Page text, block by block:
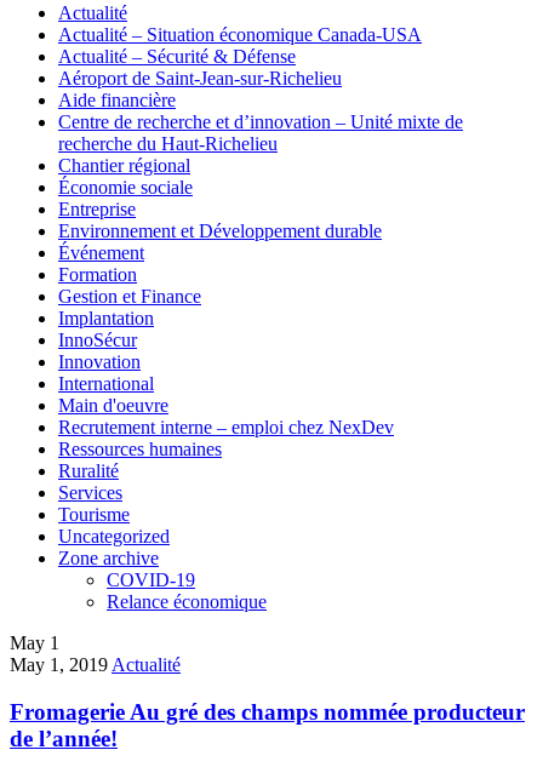
Actualité
Actualité – Situation économique Canada-USA
Actualité – Sécurité & Défense
Aéroport de Saint-Jean-sur-Richelieu
Aide financière
Centre de recherche et d’innovation – Unité mixte de
recherche du Haut-Richelieu
Chantier régional
Économie sociale
Entreprise
Environnement et Développement durable
Événement
Formation
Gestion et Finance
Implantation
InnoSécur
Innovation
International
Main d'oeuvre
Recrutement interne – emploi chez NexDev
Ressources humaines
Ruralité
Services
Tourisme
Uncategorized
Zone archive
COVID-19
Relance économique
May 1
May 1, 2019 Actualité
Fromagerie Au gré des champs nommée producteur
de l’année!